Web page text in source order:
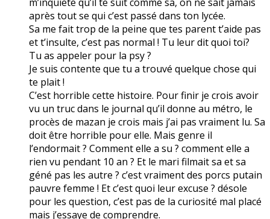
après tout se qui c’est passé dans ton lycée.
Sa me fait trop de la peine que tes parent t’aide pas
et t’insulte, c’est pas normal ! Tu leur dit quoi toi?
Tu as appeler pour la psy ?
Je suis contente que tu a trouvé quelque chose qui
te plait !
C’est horrible cette histoire. Pour finir je crois avoir
vu un truc dans le journal qu’il donne au métro, le
procès de mazan je crois mais j’ai pas vraiment lu. Sa
doit être horrible pour elle. Mais genre il
l’endormait ? Comment elle a su ? comment elle a
rien vu pendant 10 an ? Et le mari filmait sa et sa
géné pas les autre ? c’est vraiment des porcs putain
pauvre femme ! Et c’est quoi leur excuse ? désole
pour les question, c’est pas de la curiosité mal placé
mais j’essaye de comprendre.